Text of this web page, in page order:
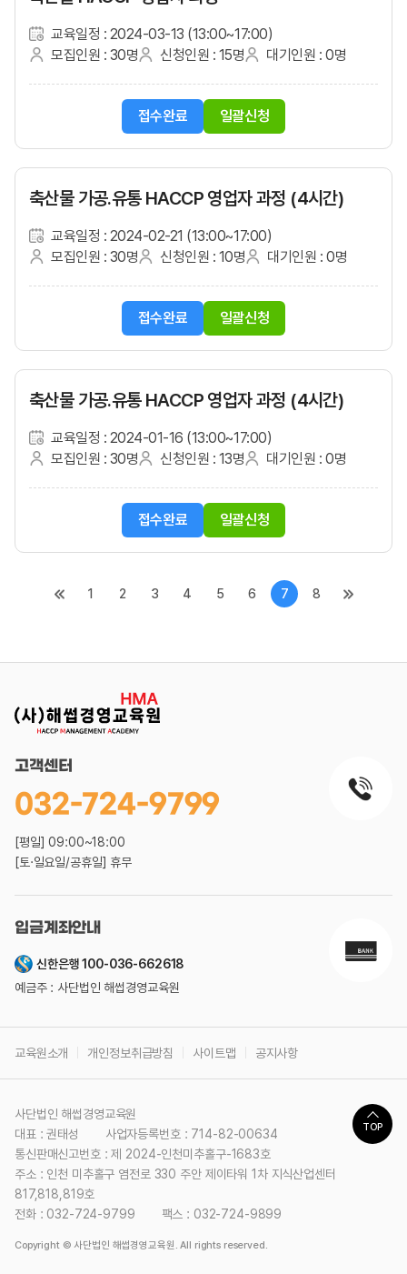
교육일정 : 2024-03-13 (13:00~17:00)
모집인원 : 30명
신청인원 : 15명 대기인원 : 0명
접수완료 일괄신청
축산물 가공.유통 HACCP 영업자 과정 (4시간)
교육일정 : 2024-02-21 (13:00~17:00)
모집인원 : 30명
신청인원 : 10명 대기인원 : 0명
접수완료 일괄신청
축산물 가공.유통 HACCP 영업자 과정 (4시간)
교육일정 : 2024-01-16 (13:00~17:00)
모집인원 : 30명
신청인원 : 13명 대기인원 : 0명
접수완료 일괄신청
1 2 3 4 5 6 7 8
고객센터
032-724-9799
[평일] 09:00~18:00
[토·일요일/공휴일] 휴무
입금계좌안내
신한은행 100-036-662618
예금주 : 사단법인 해썹경영교육원
교육원소개 개인정보취급방침 사이트맵 공지사항
사단법인 해썹경영교육원
대표 : 권태성
사업자등록번호 : 714-82-00634
통신판매신고번호 : 제 2024-인천미추홀구-1683호
주소 : 인천 미추홀구 염전로 330 주안 제이타워 1차 지식산업센터
817,818,819호
전화 : 032-724-9799
팩스 : 032-724-9899
Copyright © 사단법인 해썹경영교육원. All rights reserved.
TOP